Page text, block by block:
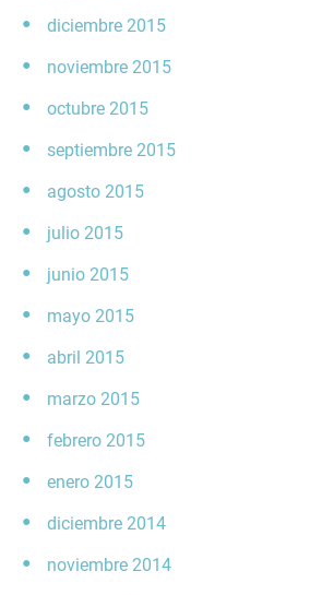
diciembre 2015
noviembre 2015
octubre 2015
septiembre 2015
agosto 2015
julio 2015
junio 2015
mayo 2015
abril 2015
marzo 2015
febrero 2015
enero 2015
diciembre 2014
noviembre 2014